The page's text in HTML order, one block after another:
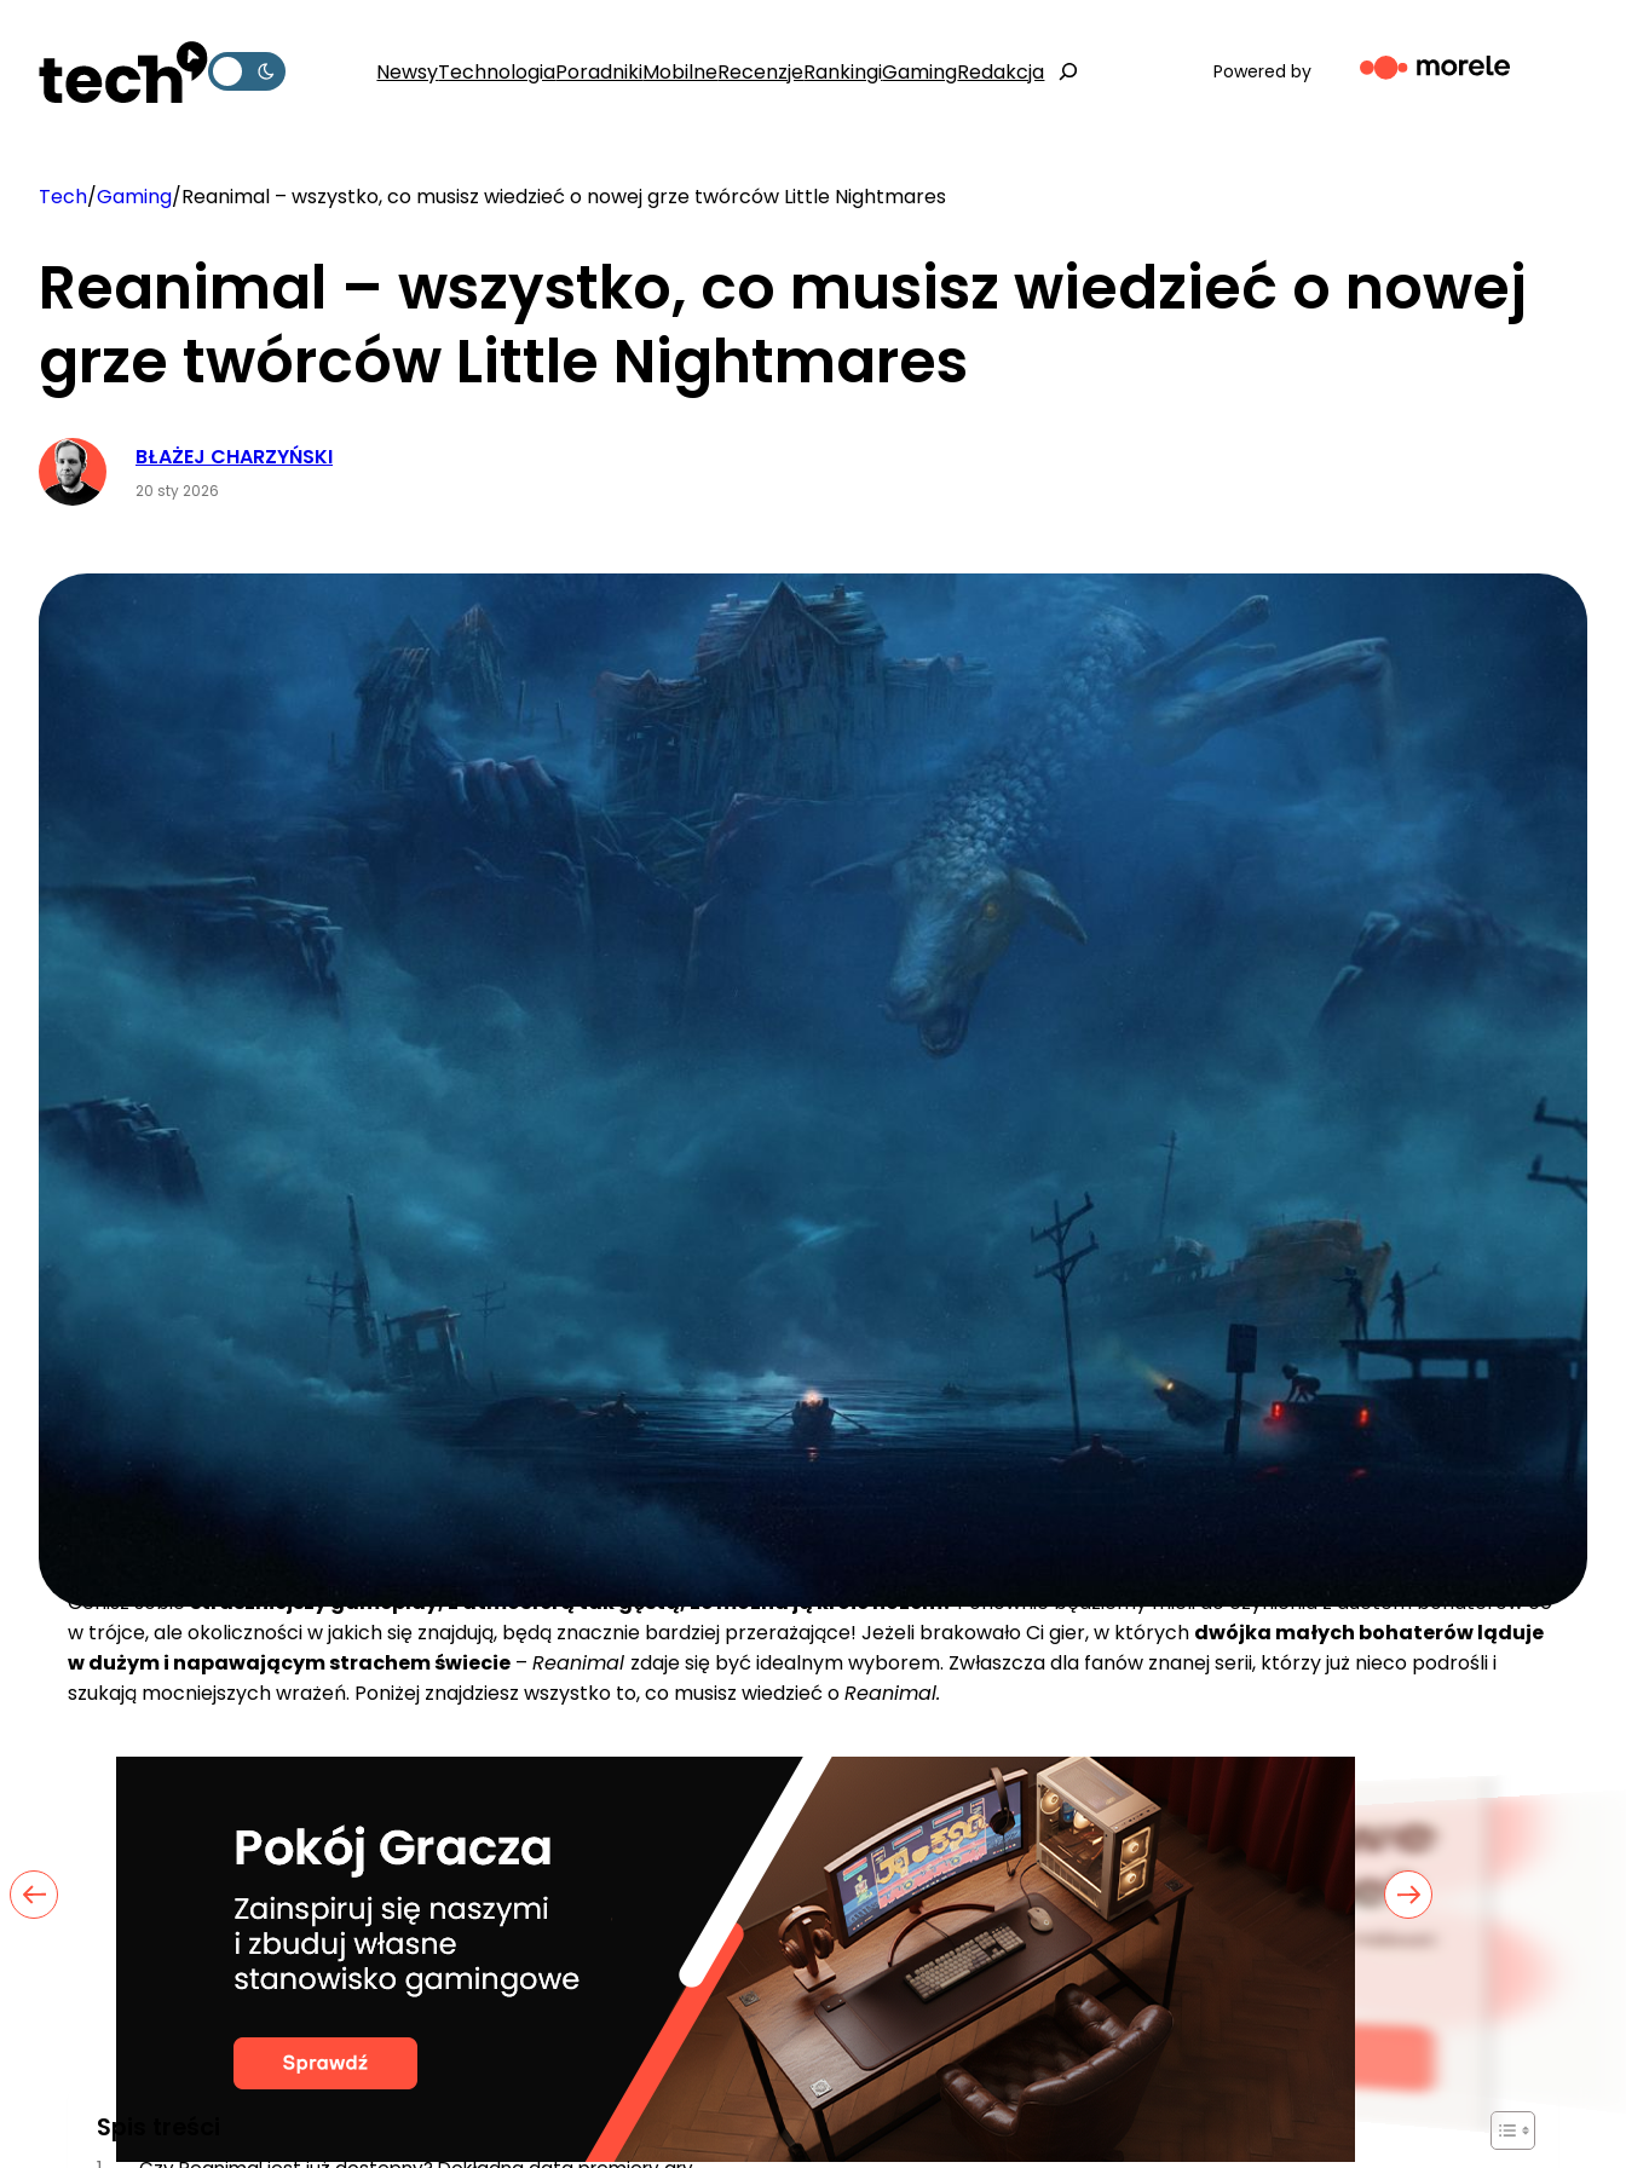
treści
NewsyTechnologiaPoradnikiMobilneRecenzjeRankingiGamingRedakcjaSzukaj
Powered by
Tech/Gaming/Reanimal – wszystko, co musisz wiedzieć o nowej grze twórców Little Nightmares
Reanimal – wszystko, co musisz wiedzieć o nowej
grze twórców Little Nightmares
BŁAŻEJ CHARZYŃSKI
20 sty 2026
Little Nightmares III nie spełniło Twoich oczekiwań? Reanimal ma być tym, na czym trzecia odsłona popularnej serii puzzle-platform horrorów
się wyłożyła. Dowiedz się więcej na temat premiery tej produkcji i wszystkich innych najważniejszych informacji.
Tarsier Studios wraca do tego, co doskonale temu studiu wychodzi! Po wydaniuLittle Nightmares II w 2021 roku,kolejna gra tego studia podąży doskonale
w przypadku którego trudno jest uniknąć skojarzeń z dwoma tytułami serii
Niemniej jednak,
choć sam rdzeń rozgrywki ma pozostać zbliżony, zmiany jakie zobaczymy w nadchodzącym tytule są nie do
Cenisz sobiestraszniejszy gameplay, z atmosferą tak gęstą, że można ją kroić nożem?Ponownie będziemy mieli do czynienia z duetem bohaterów co
w trójce, ale okoliczności w jakich się znajdują, będą znacznie bardziej przerażające! Jeżeli brakowało Ci gier, w których dwójka małych bohaterów ląduje
w dużym i napawającym strachem świecie – Reanimal zdaje się być idealnym wyborem. Zwłaszcza dla fanów znanej serii, którzy już nieco podrośli i
szukają mocniejszych wrażeń. Poniżej znajdziesz wszystko to, co musisz wiedzieć oReanimal.
Spis treści